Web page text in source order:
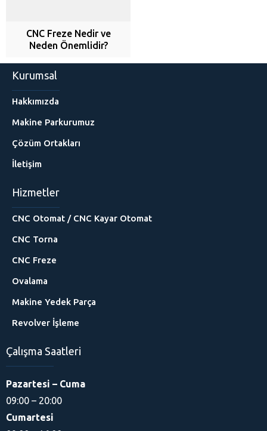
CNC Freze Nedir ve
Neden Önemlidir?
Kurumsal
Hakkımızda
Makine Parkurumuz
Çözüm Ortakları
İletişim
Hizmetler
CNC Otomat / CNC Kayar Otomat
CNC Torna
CNC Freze
Ovalama
Makine Yedek Parça
Revolver İşleme
Çalışma Saatleri
Pazartesi – Cuma
09:00 – 20:00
Cumartesi